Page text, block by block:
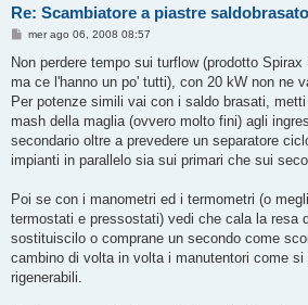
Re: Scambiatore a piastre
M
s
a
g
i
o
mer ago 06, 2008 08:57
Non perdere tempo sui turflow (prodotto
ma ce l'hanno un po' tutti), con 20 kW non ne
Per potenze simili vai con i saldo brasati,
mash della maglia (ovvero molto fini) agli
secondario oltre a prevedere un separatore
impianti in parallelo sia sui primari che sui
Poi se con i manometri ed i termometri (o
termostati e pressostati) vedi che cala la resa
sostituiscilo o comprane un secondo come
cambino di volta in volta i manutentori come
rigenerabili.